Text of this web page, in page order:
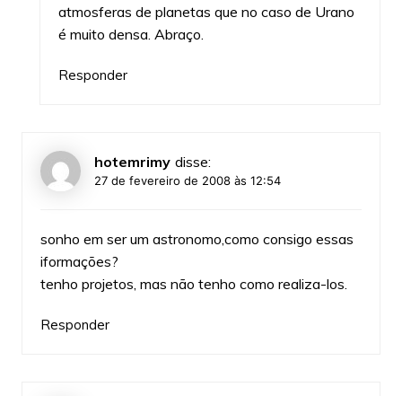
atmosferas de planetas que no caso de Urano
é muito densa. Abraço.
Responder
hotemrimy disse:
27 de fevereiro de 2008 às 12:54
sonho em ser um astronomo,como consigo essas
iformações?
tenho projetos, mas não tenho como realiza-los.
Responder